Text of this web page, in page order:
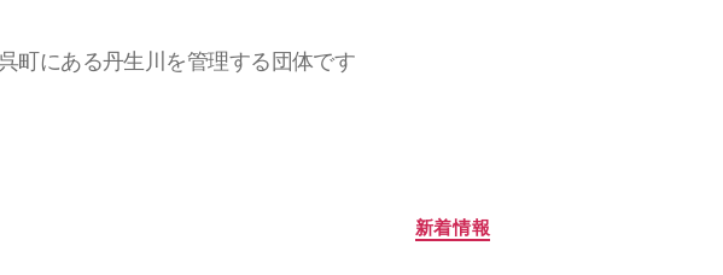
町にある丹生川を管理する団体です
カ
テ
新着情報